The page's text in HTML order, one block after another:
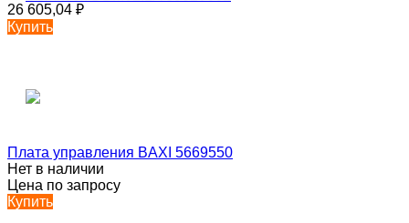
26 605,04 ₽
Купить
Плата управления BAXI 5669550
Нет в наличии
Цена по запросу
Купить